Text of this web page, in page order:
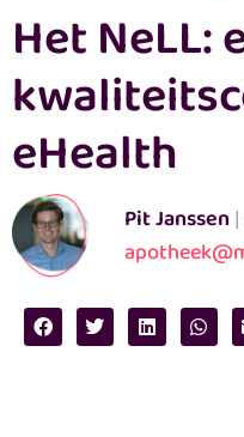
Het NeLL:
eHealth
Pit Janssen